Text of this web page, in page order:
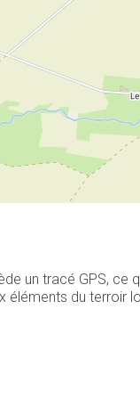
un tracé GPS, ce
du terroir